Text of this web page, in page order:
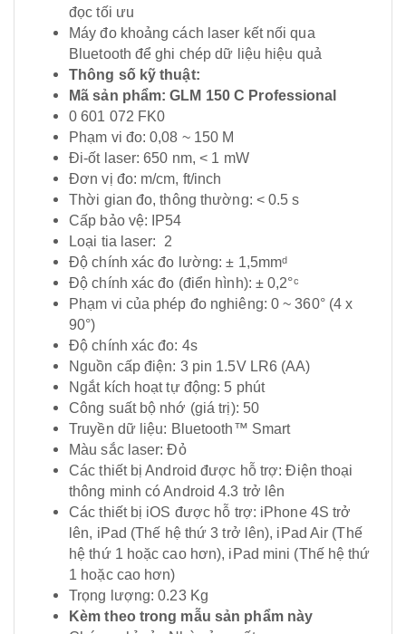
đọc tối ưu
Máy đo khoảng cách laser kết nối qua
Bluetooth để ghi chép dữ liệu hiệu quả
Thông số kỹ thuật:
Mã sản phẩm: GLM 150 C Professional
0 601 072 FK0
Phạm vi đo: 0,08 ~ 150 M
Đi-ốt laser: 650 nm, < 1 mW
Đơn vị đo: m/cm, ft/inch
Thời gian đo, thông thường: < 0.5 s
Cấp bảo vệ: IP54
Loại tia laser: 2
Độ chính xác đo lường: ± 1,5mmᵈ
Độ chính xác đo (điển hình): ± 0,2°ᶜ
Phạm vi của phép đo nghiêng: 0 ~ 360° (4 x
90°)
Độ chính xác đo: 4s
Nguồn cấp điện: 3 pin 1.5V LR6 (AA)
Ngắt kích hoạt tự động: 5 phút
Công suất bộ nhớ (giá trị): 50
Truyền dữ liệu: Bluetooth™ Smart
Màu sắc laser: Đỏ
Các thiết bị Android được hỗ trợ: Điện thoại
thông minh có Android 4.3 trở lên
Các thiết bị iOS được hỗ trợ: iPhone 4S trở
lên, iPad (Thế hệ thứ 3 trở lên), iPad Air (Thế
hệ thứ 1 hoặc cao hơn), iPad mini (Thế hệ thứ
1 hoặc cao hơn)
Trọng lượng: 0.23 Kg
Kèm theo trong mẫu sản phẩm này